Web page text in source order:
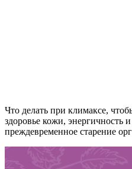
Что делать при климаксе,
здоровье кожи, энергичность
преждевременное старение